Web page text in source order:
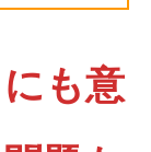
まったので
つの六角ネジも意